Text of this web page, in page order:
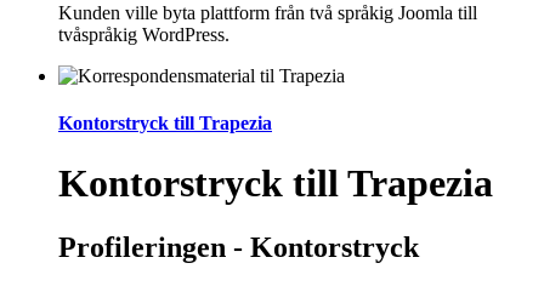
Kunden ville byta plattform från två språkig Joomla till
tvåspråkig WordPress.
Kontorstryck till Trapezia
Kontorstryck till Trapezia
Profileringen - Kontorstryck